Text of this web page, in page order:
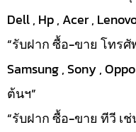
Dell , Hp , Acer ,
“รับฝาก ซื้อ-ขาย โทร
Samsung , Sony ,
ต้นฯ”
“รับฝาก ซื้อ-ขาย ทีวี เ